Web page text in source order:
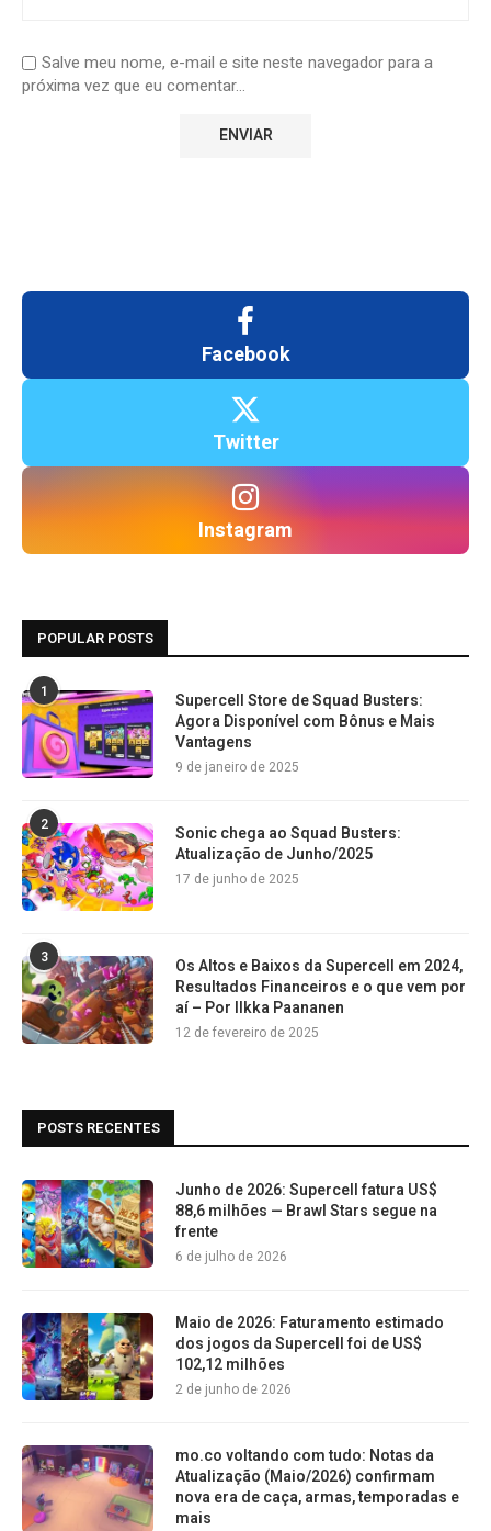
Salve meu nome, e-mail e site neste navegador para a
próxima vez que eu comentar...
Facebook
Twitter
Instagram
POPULAR POSTS
1
Supercell Store de Squad Busters:
Agora Disponível com Bônus e Mais
Vantagens
9 de janeiro de 2025
2
Sonic chega ao Squad Busters:
Atualização de Junho/2025
17 de junho de 2025
3
Os Altos e Baixos da Supercell em 2024,
Resultados Financeiros e o que vem por
aí – Por Ilkka Paananen
12 de fevereiro de 2025
POSTS RECENTES
Junho de 2026: Supercell fatura US$
88,6 milhões — Brawl Stars segue na
frente
6 de julho de 2026
Maio de 2026: Faturamento estimado
dos jogos da Supercell foi de US$
102,12 milhões
2 de junho de 2026
mo.co voltando com tudo: Notas da
Atualização (Maio/2026) confirmam
nova era de caça, armas, temporadas e
mais